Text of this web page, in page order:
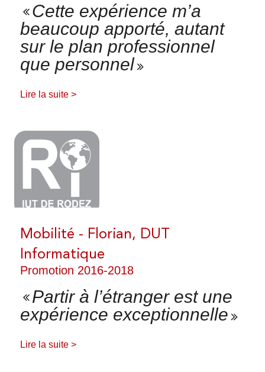
Cette expérience m’a
beaucoup apporté, autant
sur le plan professionnel
que personnel
Lire la suite >
Mobilité - Florian, DUT
Informatique
Promotion 2016-2018
Partir à l’étranger est une
expérience exceptionnelle
Lire la suite >